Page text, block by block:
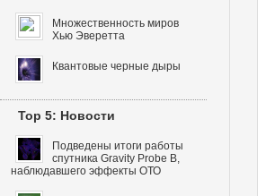
Множественность миров
Хью Эверетта
Квантовые черные дыры
Top 5: Новости
Подведены итоги работы
спутника Gravity Probe B,
наблюдавшего эффекты ОТО